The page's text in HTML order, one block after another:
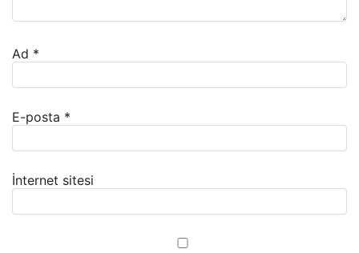
Ad *
E-posta *
İnternet sitesi